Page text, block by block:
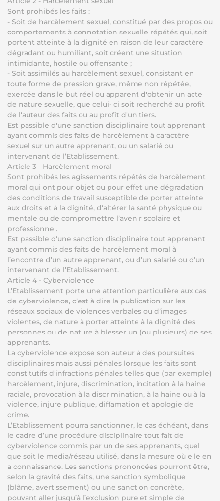
Sont prohibés les faits :
- Soit de harcèlement sexuel, constitué par des propos ou
comportements à connotation sexuelle répétés qui, soit
portent atteinte à la dignité en raison de leur caractère
dégradant ou humiliant, soit créent une situation
intimidante, hostile ou offensante ;
- Soit assimilés au harcèlement sexuel, consistant en
toute forme de pression grave, même non répétée,
exercée dans le but réel ou apparent d'obtenir un acte
de nature sexuelle, que celui- ci soit recherché au profit
de l'auteur des faits ou au profit d'un tiers.
Est passible d'une sanction disciplinaire tout apprenant
ayant commis des faits de harcèlement à caractère
sexuel sur un autre apprenant, ou un salarié ou
intervenant de l’Etablissement.
Article 3 - Harcèlement moral
Sont prohibés les agissements répétés de harcèlement
moral qui ont pour objet ou pour effet une dégradation
des conditions de travail susceptible de porter atteinte
aux droits et à la dignité, d'altérer la santé physique ou
mentale ou de compromettre l’avenir scolaire et
professionnel.
Est passible d'une sanction disciplinaire tout apprenant
ayant commis des faits de harcèlement moral à
l’encontre d’un autre apprenant, ou d’un salarié ou d’un
intervenant de l’Etablissement.
Article 4 - Cyberviolence
L’Etablissement porte une attention particulière aux cas
de cyberviolence, c’est à dire la publication sur les
réseaux sociaux de violences verbales ou d’images
violentes, de nature à porter atteinte à la dignité des
personnes ou de nature à blesser un (ou plusieurs) de ses
apprenants.
La cyberviolence expose son auteur à des poursuites
disciplinaires mais aussi pénales lorsque les faits sont
constitutifs d’infractions pénales telles que (par exemple)
harcèlement, injure, discrimination, incitation à la haine
raciale, provocation à la discrimination, à la haine ou à la
violence, injure publique, diffamation et apologie de
crime.
L’Etablissement pourra sanctionner, le cas échéant, dans
le cadre d’une procédure disciplinaire tout fait de
cyberviolence commis par un de ses apprenants, quel
que soit le media/réseau utilisé, dans la mesure où elle en
a connaissance. Les sanctions prononcées pourront être,
selon la gravité des faits, une sanction symbolique
(blâme, avertissement) ou une sanction concrète,
pouvant aller jusqu’à l’exclusion pure et simple de